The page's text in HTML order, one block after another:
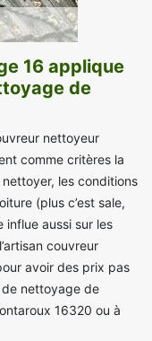
16 applique
de
nettoyeur
comme critères la
les conditions
(plus c’est sale,
influe aussi sur les
couvreur
avoir des prix pas
nettoyage de
16320 ou à